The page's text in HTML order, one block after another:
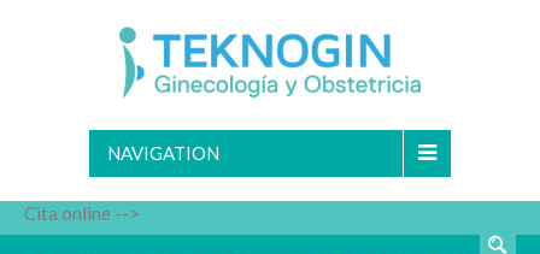
NAVIGATION
Cita online -->